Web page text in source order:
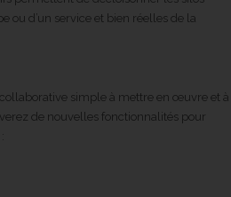
ou d’un service et bien réelles de la
simple à mettre en œuvre et à
de nouvelles fonctionnalités pour